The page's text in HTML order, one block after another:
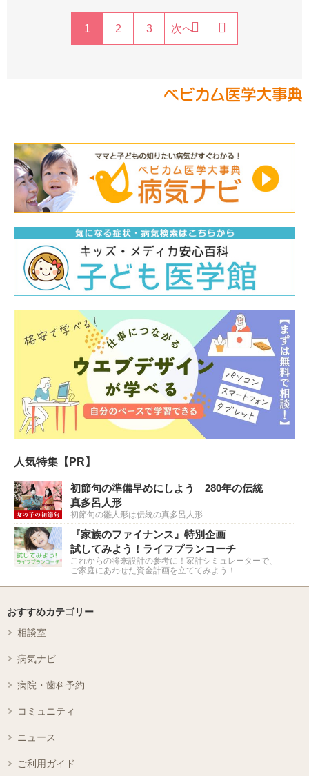
1 2 3 次へ
人気特集【PR】
初節句の準備早めにしよう 280年の伝統
真多呂人形
初節句の雛人形は伝統の真多呂人形
『家族のファイナンス』特別企画
試してみよう！ライフプランコーチ
これからの将来設計の参考に！家計シミュレーターで、
ご家庭にあわせた資金計画を立ててみよう！
おすすめカテゴリー
相談室
病気ナビ
病院・歯科予約
コミュニティ
ニュース
ご利用ガイド